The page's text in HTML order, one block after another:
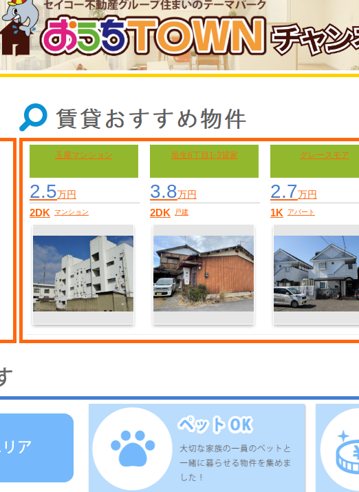
今治～小松 高下 (バ
マンション
2DK
2.5万円
玉屋マンション
多喜浜線〔多喜浜駅-新
戸建
2DK
3.8万円
垣生6丁目1-3貸家
予讃線 今治駅 15
アパート
1K
2.7万円
グレースモア
マンション
1K
ライオンズマンションポー
トタウン今治
マンション
1DK
3.6 万円
ケイマンション
3.3
御幸マンション